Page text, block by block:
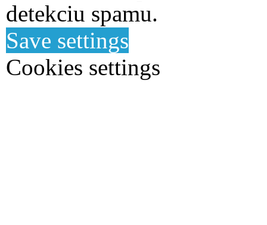
detekciu spamu.
Save settings
Cookies settings